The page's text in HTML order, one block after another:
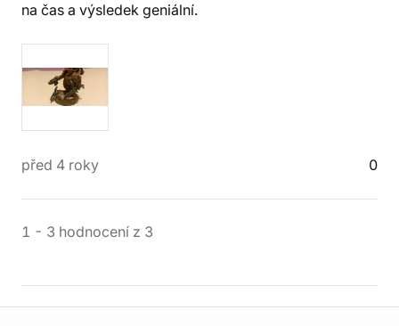
na čas a výsledek geniální.
před 4 roky 0
1 - 3 hodnocení z 3